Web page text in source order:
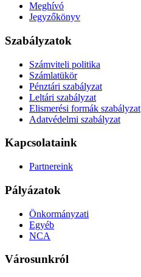
Meghívó
Jegyzőkönyv
Szabályzatok
Számviteli politika
Számlatükör
Pénztári szabályzat
Leltári szabályzat
Elismerési formák szabályzat
Adatvédelmi szabályzat
Kapcsolataink
Partnereink
Pályázatok
Önkormányzati
Egyéb
NCA
Városunkról